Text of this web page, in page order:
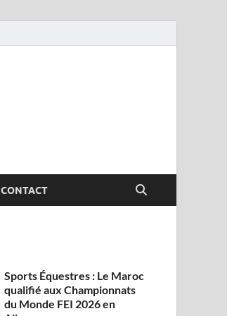
CONTACT
Sports Équestres : Le Maroc
qualifié aux Championnats
du Monde FEI 2026 en